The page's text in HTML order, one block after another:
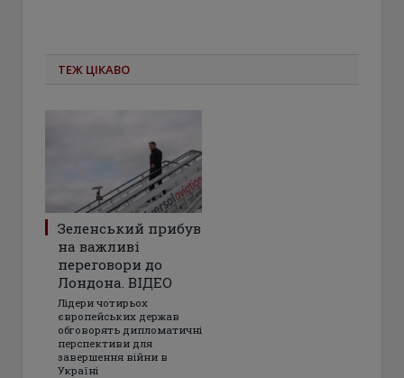
ТЕЖ ЦІКАВО
Зеленський прибув
на важливі
переговори до
Лондона. ВІДЕО
Лідери чотирьох
європейських держав
обговорять дипломатичні
перспективи для
завершення війни в
Україні